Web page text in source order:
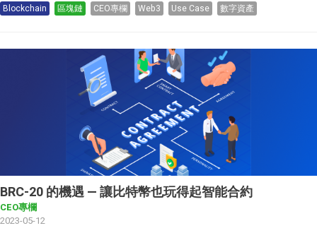
Blockchain 區塊鏈 CEO專欄 Web3 Use Case 數字資產
BRC-20 的機遇 — 讓比特幣也玩得起智能合約
CEO專欄
2023-05-12